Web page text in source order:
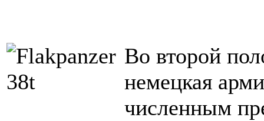
Во второй
немецкая
численным